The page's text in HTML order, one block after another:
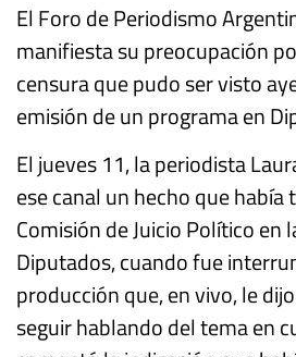
El Foro de Periodismo
manifiesta su preocupación
censura que pudo ser visto
emisión de un programa en
El jueves 11, la periodista
ese canal un hecho que había
Comisión de Juicio Político en
Diputados, cuando fue
producción que, en vivo, le
seguir hablando del tema en